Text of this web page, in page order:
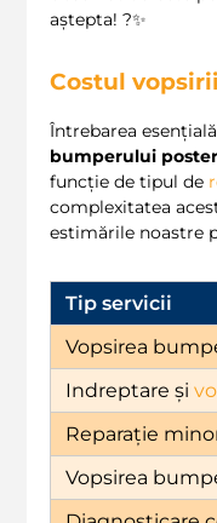
aștepta! ?✨
Costul vopsirii
Întrebarea
bumperului
funcție de tipul de
complexitatea
estimările noastre
Tip servicii
Vopsirea
Indreptare și
Reparație
Vopsirea